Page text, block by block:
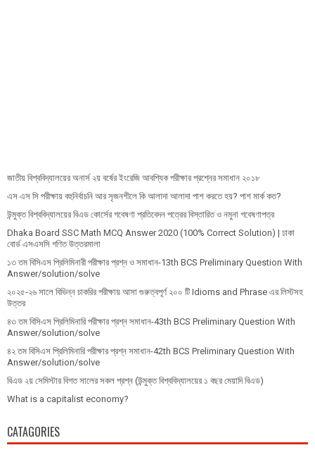
জাতীয় বিশ্ববিদ্যালয়ের অনার্স ২য় বর্ষের ইংরেজি আবশ্যিক পরীক্ষার প্রশ্নের সমাধান ২০১৮
এস এস সি পরীক্ষায় বহুনির্বাচনি আর সৃজনশীলে কি আলাদা আলাদা পাশ করতে হয়? পাশ মার্ক কত?
উন্মুক্ত বিশ্ববিদ্যালয়ের বিএড কোর্সের গবেষণা প্রতিবেদন পত্রের বিস্তারিত ও নমুনা গবেষণাপত্র
Dhaka Board SSC Math MCQ Answer 2020 (100% Correct Solution) | ঢাকা
বোর্ড এসএসসি গণিত উত্তরমালা
১৩ তম বিসিএস প্রি‌লি‌মিনারী পরীক্ষার প্রশ্ন ও সমাধান-13th BCS Preliminary Question With
Answer/solution/solve
২০২৫-২৬ সালে বিভিন্ন চাকরির পরীক্ষায় আসা গুরুত্বপূর্ণ ২০০ টি Idioms and Phrase এর লিস্টসহ
উত্তর
৪৩ তম বিসিএস প্রিলিমিনারি পরীক্ষার প্রশ্ন সমাধান-43th BCS Preliminary Question With
Answer/solution/solve
৪২ তম বিসিএস প্রিলিমিনারি পরীক্ষার প্রশ্ন সমাধান-42th BCS Preliminary Question With
Answer/solution/solve
বিএড ২য় সেমিস্টার বিগত সালের সকল প্রশ্ন (উন্মুক্ত বিশ্ববিদ্যালয়ের ১ বছর মেয়াদি বিএড)
What is a capitalist economy?
CATAGORIES